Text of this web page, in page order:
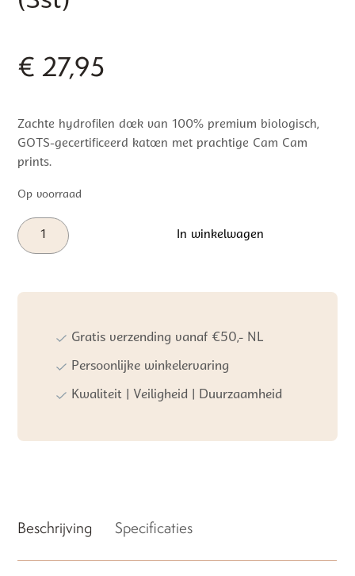
€ 27,95
Zachte hydrofilen doek van 100% premium biologisch,
GOTS-gecertificeerd katoen met prachtige Cam Cam
prints.
Op voorraad
Cam
Cam
Doeken
In winkelwagen
Gratis verzending vanaf €50,- NL
Persoonlijke winkelervaring
Kwaliteit | Veiligheid | Duurzaamheid
Beschrijving Specificaties